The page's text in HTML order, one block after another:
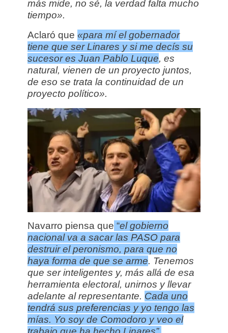
más mide, no sé, la verdad falta mucho
tiempo».
Aclaró que «para mí el gobernador
tiene que ser Linares y si me decís su
sucesor es Juan Pablo Luque, es
natural, vienen de un proyecto juntos,
de eso se trata la continuidad de un
proyecto político».
Navarro piensa que “el gobierno
nacional va a sacar las PASO para
destruir el peronismo, para que no
haya forma de que se arme. Tenemos
que ser inteligentes y, más allá de esa
herramienta electoral, unirnos y llevar
adelante al representante. Cada uno
tendrá sus preferencias y yo tengo las
mías. Yo soy de Comodoro y veo el